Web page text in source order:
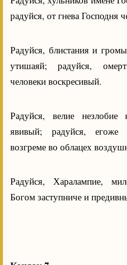
радуйся, от гнева Господня
Радуйся, блистания и
утишаяй; радуйся,
человеки воскресивый.
Радуйся, велие
явивый; радуйся,
возгреме во облацех
Радуйся, Харалампие,
Богом заступниче и